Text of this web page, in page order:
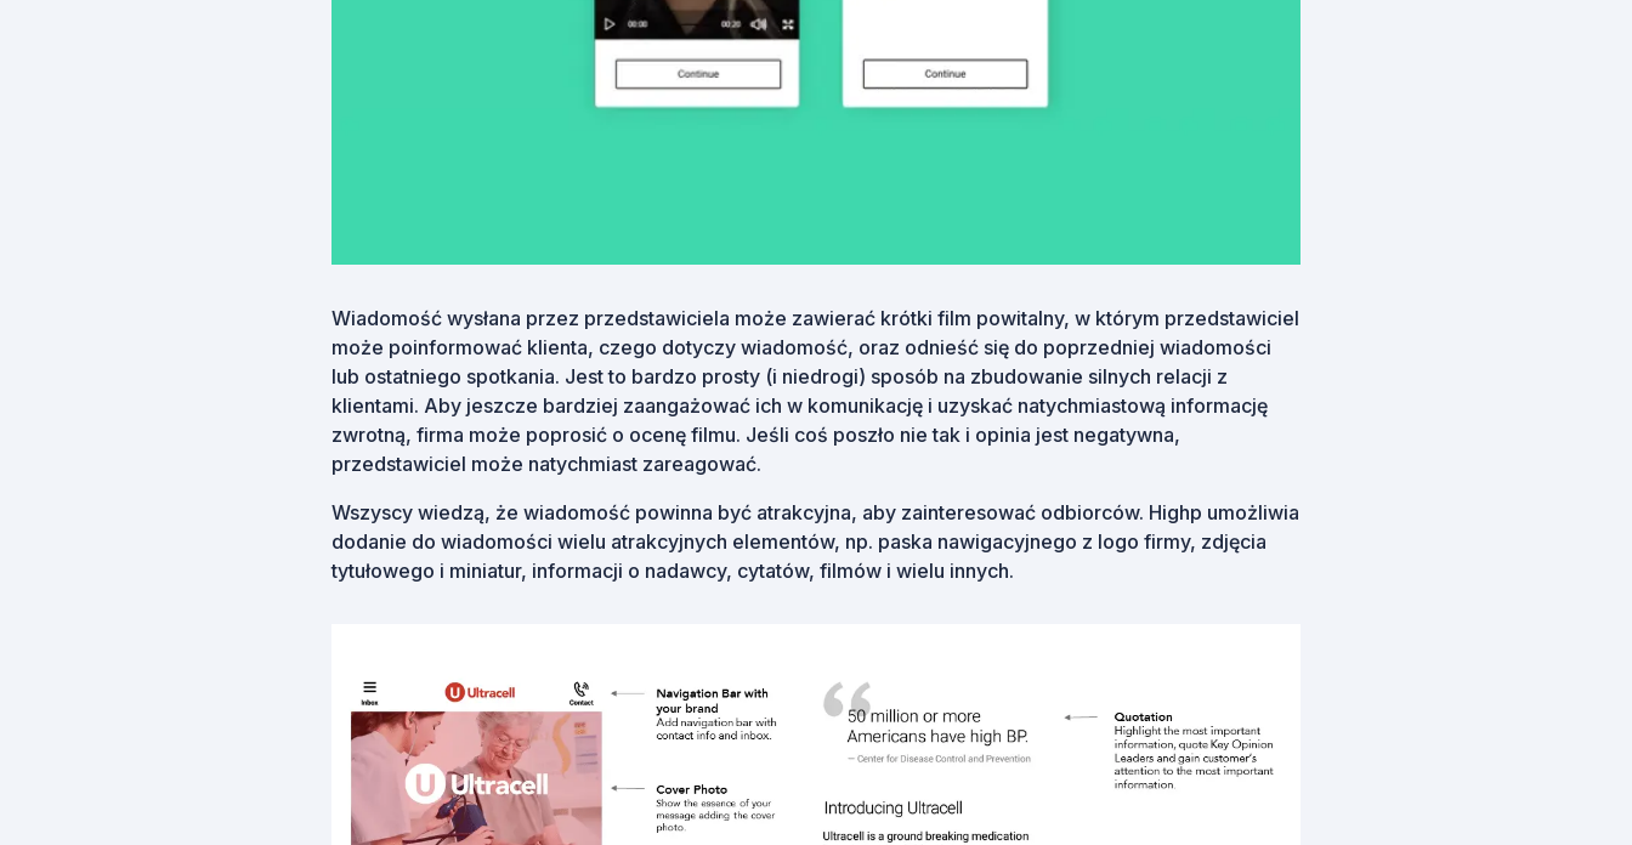
Wiadomość wysłana przez przedstawiciela może zawierać krótki film powitalny, w którym przedstawiciel
może poinformować klienta, czego dotyczy wiadomość, oraz odnieść się do poprzedniej wiadomości
lub ostatniego spotkania. Jest to bardzo prosty (i niedrogi) sposób na zbudowanie silnych relacji z
klientami. Aby jeszcze bardziej zaangażować ich w komunikację i uzyskać natychmiastową informację
zwrotną, firma może poprosić o ocenę filmu. Jeśli coś poszło nie tak i opinia jest negatywna,
przedstawiciel może natychmiast zareagować.
Wszyscy wiedzą, że wiadomość powinna być atrakcyjna, aby zainteresować odbiorców. Highp umożliwia
dodanie do wiadomości wielu atrakcyjnych elementów, np. paska nawigacyjnego z logo firmy, zdjęcia
tytułowego i miniatur, informacji o nadawcy, cytatów, filmów i wielu innych.